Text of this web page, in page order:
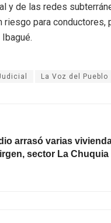
y de las redes
riesgo para
La Voz del Pueblo
arrasó varias
sector La Chuquia